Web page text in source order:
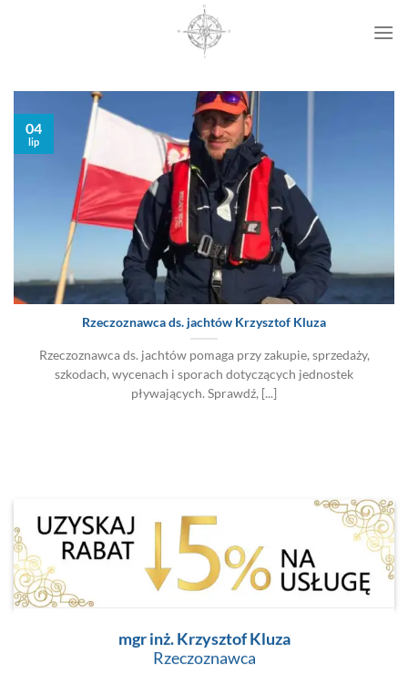
Rzeczoznawca ds. jachtów Krzysztof Kluza
Rzeczoznawca ds. jachtów pomaga przy zakupie, sprzedaży,
szkodach, wycenach i sporach dotyczących jednostek
pływających. Sprawdź, [...]
04
lip
mgr inż. Krzysztof Kluza
Rzeczoznawca